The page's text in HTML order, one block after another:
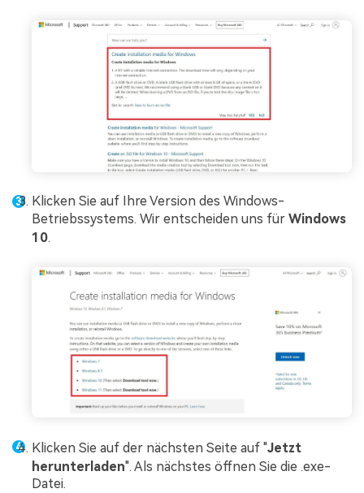
Klicken Sie auf Ihre Version des Windows-
Betriebssystems. Wir entscheiden uns für Windows
10.
Klicken Sie auf der nächsten Seite auf "Jetzt
herunterladen". Als nächstes öffnen Sie die .exe-
Datei.